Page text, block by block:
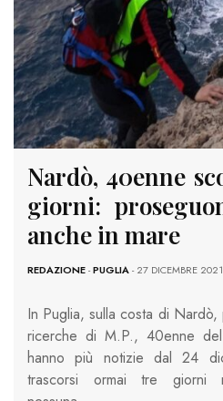
Nardò, 40enne
giorni:
anche in mare
REDAZIONE-PUGLIA- 27 DICEMBRE 2021
In Puglia, sulla costa di
ricerche di M.P., 40enne
hanno più notizie dal 24
trascorsi ormai tre giorni